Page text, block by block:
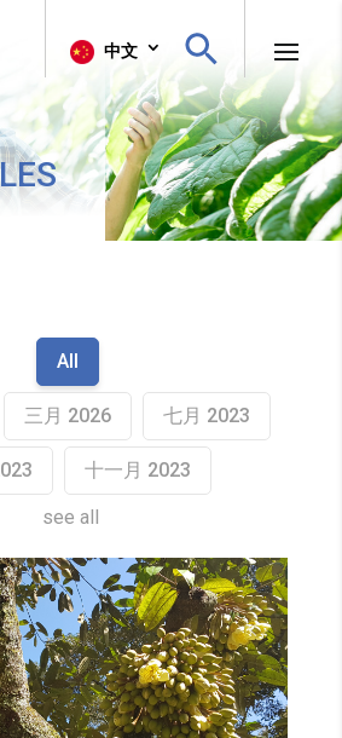
中文
All
三月 2026 七月 2023
十一月 2023
see all